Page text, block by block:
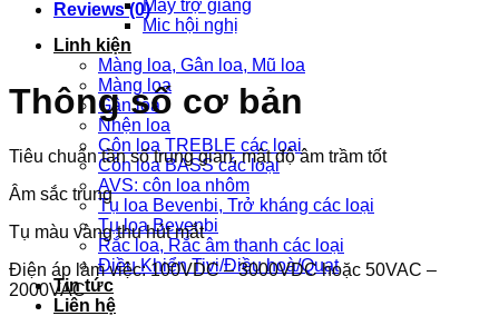
Máy trợ giảng
Mic hội nghị
Linh kiện
Màng loa, Gân loa, Mũ loa
Màng loa
Gân loa
Nhện loa
Côn loa TREBLE các loại
Côn loa BASS các loại
AVS: côn loa nhôm
Tụ loa Bevenbi, Trở kháng các loại
Tụ loa Bevenbi
Rắc loa, Rắc âm thanh các loại
Điều Khiển Tivi/Điều hoà/Quạt
Tin tức
Liên hệ
Reviews (0)
Thông số cơ bản
Tiêu chuẩn tần số trung gian, mật độ âm trầm tốt
Âm sắc trung
Tụ màu vàng thu hút mắt
Điện áp làm việc: 100VDC – 3000VDC hoặc 50VAC –
2000VAC